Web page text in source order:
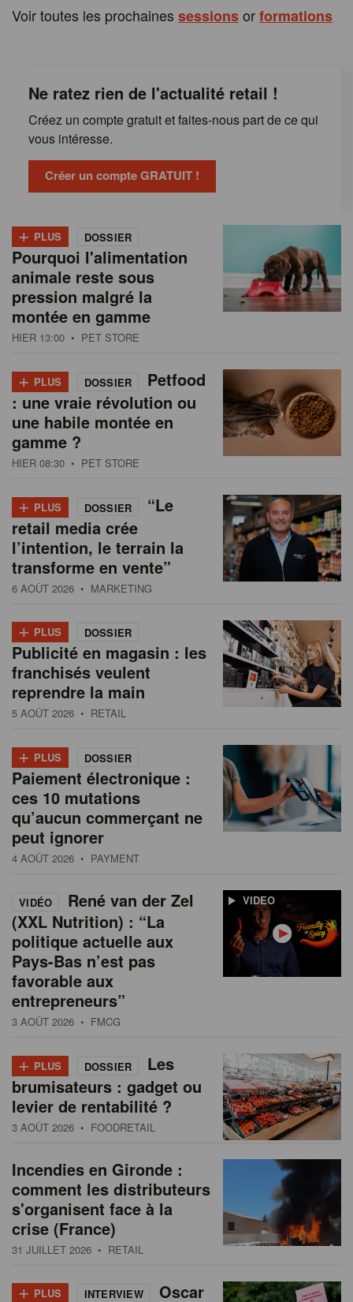
Voir toutes les prochaines sessionsorformations
Ne ratez rien de l'actualité retail !
Créez un compte gratuit et faites-nous part de ce qui
vous intéresse.
Créer un compte GRATUIT !
+ PLUS DOSSIER
Pourquoi l'alimentation
animale reste sous
pression malgré la
montée en gamme
HIER 13:00 • PET STORE
+ PLUS DOSSIER
Petfood
: une vraie révolution ou
une habile montée en
gamme ?
HIER 08:30 • PET STORE
+ PLUS DOSSIER
“Le
retail media crée
l’intention, le terrain la
transforme en vente”
6 AOÛT 2026 • MARKETING
+ PLUS DOSSIER
Publicité en magasin : les
franchisés veulent
reprendre la main
5 AOÛT 2026 • RETAIL
+ PLUS DOSSIER
Paiement électronique :
ces 10 mutations
qu’aucun commerçant ne
peut ignorer
4 AOÛT 2026 • PAYMENT
VIDEO
VIDÉO
René van der Zel
(XXL Nutrition) : “La
politique actuelle aux
Pays-Bas n’est pas
favorable aux
entrepreneurs”
3 AOÛT 2026 • FMCG
+ PLUS DOSSIER
Les
brumisateurs : gadget ou
levier de rentabilité ?
3 AOÛT 2026 • FOODRETAIL
Incendies en Gironde :
comment les distributeurs
s'organisent face à la
crise (France)
31 JUILLET 2026 • RETAIL
+ PLUS INTERVIEW Oscar